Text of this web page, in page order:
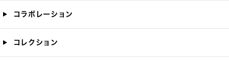
コラボレーション
コレクション